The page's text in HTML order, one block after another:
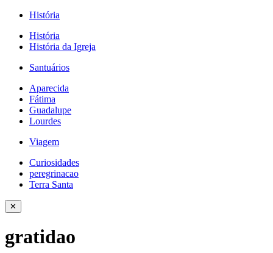
História
História
História da Igreja
Santuários
Aparecida
Fátima
Guadalupe
Lourdes
Viagem
Curiosidades
peregrinacao
Terra Santa
✕
gratidao